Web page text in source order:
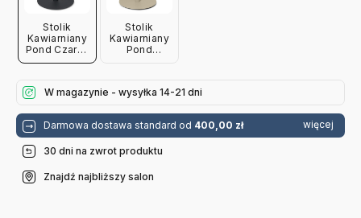
Stolik
Kawiarniany
Pond Czarny
Ferm Living
Stolik
Kawiarniany
Pond
W magazynie - wysyłka 14-21 dni
Darmowa dostawa standard od 400,00 zł więcej
30 dni na zwrot produktu
Znajdź najbliższy salon